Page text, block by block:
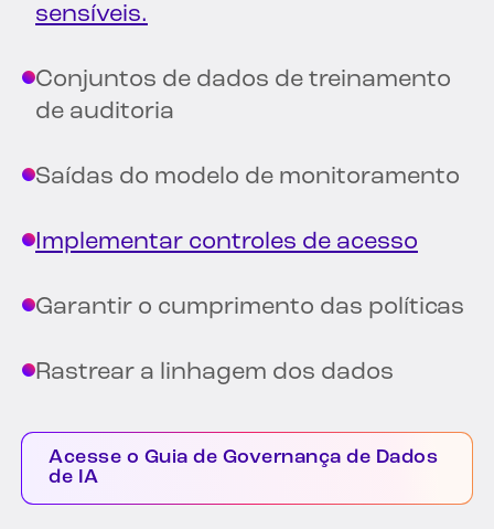
sensíveis.
Conjuntos de dados de treinamento
de auditoria
Saídas do modelo de monitoramento
Implementar controles de acesso
Garantir o cumprimento das políticas
Rastrear a linhagem dos dados
Acesse o Guia de Governança de Dados
de IA